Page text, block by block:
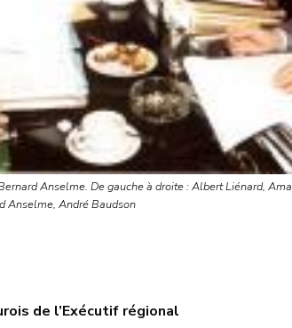
Anselme. De gauche à droite : Albert Liénard,
Anselme, André Baudson
de l’Exécutif régional